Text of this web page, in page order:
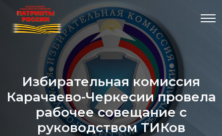
Избирательная комиссия
Карачаево-Черкесии провела
рабочее совещание с
руководством ТИКов